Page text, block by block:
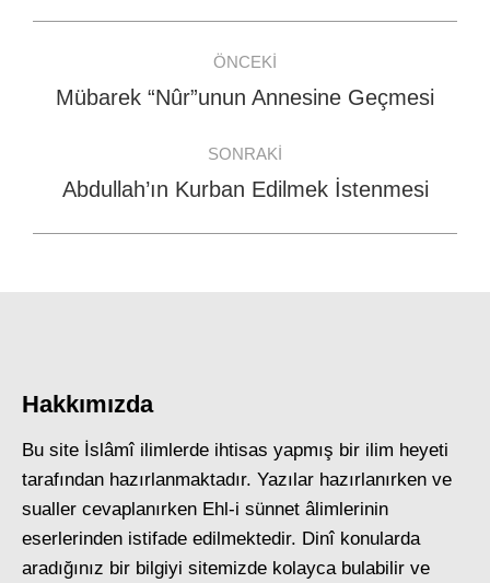
navigation
ÖNCEKI
Previous
Mübarek “Nûr”unun Annesine Geçmesi
SONRAKI
Next
Abdullah’ın Kurban Edilmek İstenmesi
Hakkımızda
Bu site İslâmî ilimlerde ihtisas yapmış bir ilim heyeti
tarafından hazırlanmaktadır. Yazılar hazırlanırken ve
sualler cevaplanırken Ehl-i sünnet âlimlerinin
eserlerinden istifade edilmektedir. Dinî konularda
aradığınız bir bilgiyi sitemizde kolayca bulabilir ve